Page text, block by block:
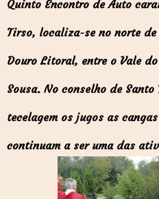
Quinto Encontro de Auto
Tirso, localiza-se no norte
Douro Litoral, entre o Vale
Sousa. No conselho de
tecelagem os jugos as
continuam a ser uma das